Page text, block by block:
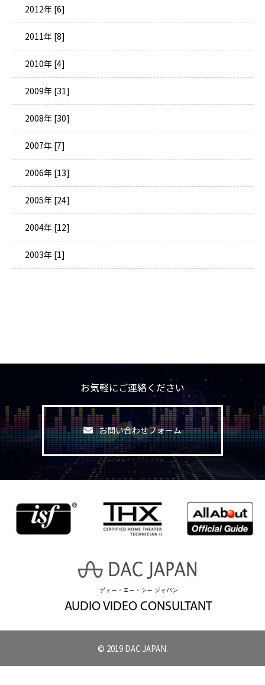
2012年 [6]
2011年 [8]
2010年 [4]
2009年 [31]
2008年 [30]
2007年 [7]
2006年 [13]
2005年 [24]
2004年 [12]
2003年 [1]
お気軽にご連絡ください
お問い合わせフォーム
ディー・エー・シー ジャパン
AUDIO VIDEO CONSULTANT
© 2019 DAC JAPAN.